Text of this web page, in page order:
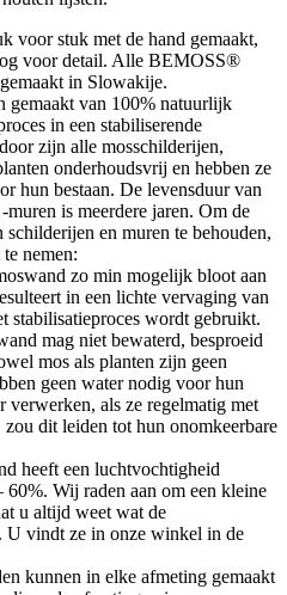
voor stuk met de hand gemaakt,
voor detail. Alle BEMOSS®
in Slowakije.
gemaakt van 100% natuurlijk
in een stabiliserende
zijn alle mosschilderijen,
onderhoudsvrij en hebben ze
hun bestaan. De levensduur van
is meerdere jaren. Om de
en muren te behouden,
nemen:
zo min mogelijk bloot aan
in een lichte vervaging van
stabilisatieproces wordt gebruikt.
mag niet bewaterd, besproeid
mos als planten zijn geen
geen water nodig voor hun
verwerken, als ze regelmatig met
dit leiden tot hun onomkeerbare
heeft een luchtvochtigheid
Wij raden aan om een kleine
u altijd weet wat de
U vindt ze in onze winkel in de
kunnen in elke afmeting gemaakt